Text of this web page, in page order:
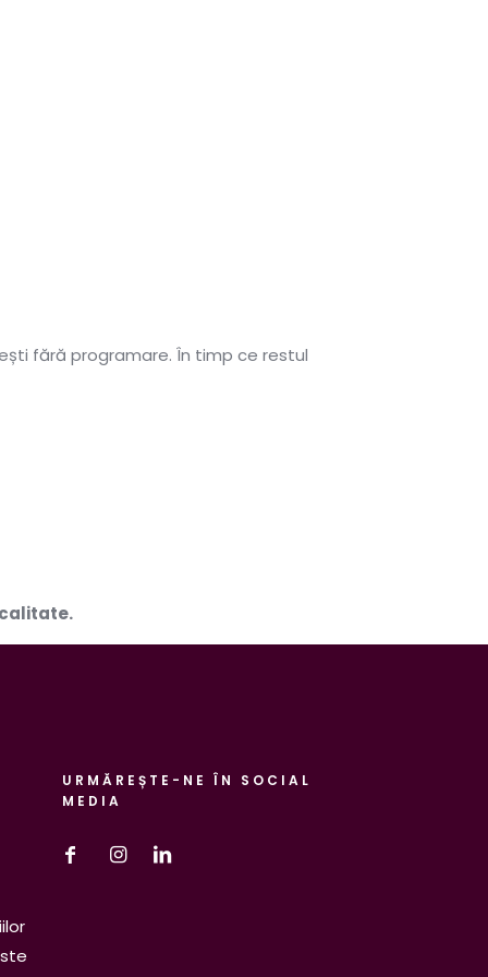
fără programare. În timp ce restul
URMĂREȘTE-NE ÎN SOCIAL
MEDIA